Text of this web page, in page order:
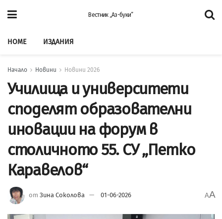
Вестник „Аз-буки”
HOME ИЗДАНИЯ
Начало Новини Новини 2026
Училища и университети
споделят образователни
иновации на форум в
столичното 55. СУ „Петко
Каравелов“
от Зина Соколова 01-06-2026 AA